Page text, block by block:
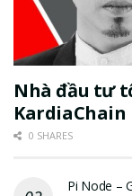
Nhà đầu tư
KardiaChain
0 SHARES
Pi Node –